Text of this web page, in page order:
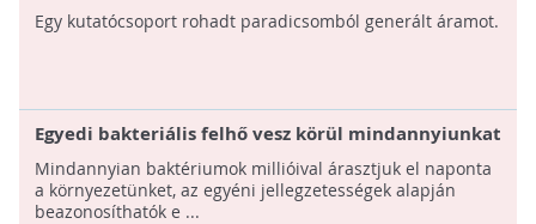
Egy kutatócsoport rohadt paradicsomból generált áramot.
Egyedi bakteriális felhő vesz körül mindannyiunkat
Mindannyian baktériumok millióival árasztjuk el naponta
a környezetünket, az egyéni jellegzetességek alapján
beazonosíthatók e ...